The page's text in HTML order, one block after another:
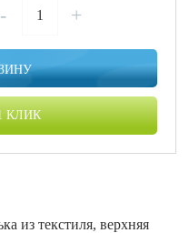
- +
КЛИК
из текстиля, верхняя